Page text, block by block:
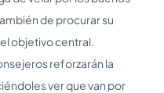
de procurar su
objetivo central.
reforzarán la
ver que van por